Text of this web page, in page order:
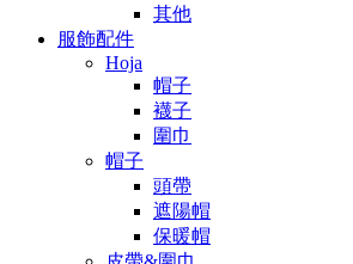
其他
服飾配件
Hoja
帽子
襪子
圍巾
帽子
頭帶
遮陽帽
保暖帽